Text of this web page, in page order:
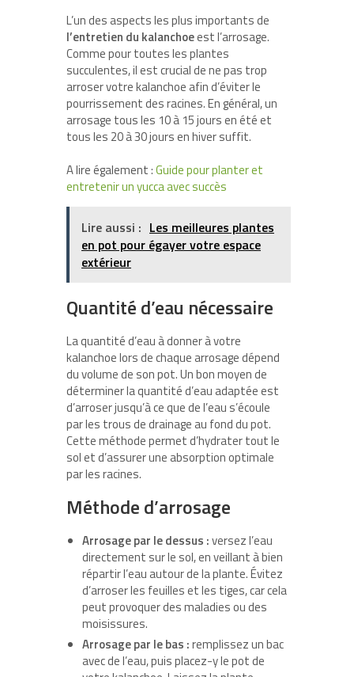
L’un des aspects les plus importants de
l’entretien du kalanchoeest l’arrosage.
Comme pour toutes les plantes
succulentes, il est crucial de ne pas trop
arroser votre kalanchoe afin d’éviter le
pourrissement des racines. En général, un
arrosage tous les 10 à 15 jours en été et
tous les 20 à 30 jours en hiver suffit.
A lire également :Guide pour planter et
entretenir un yucca avec succès
Lire aussi : Les meilleures plantes
en pot pour égayer votre espace
extérieur
Quantité d’eau nécessaire
La quantité d’eau à donner à votre
kalanchoe lors de chaque arrosage dépend
du volume de son pot. Un bon moyen de
déterminer la quantité d’eau adaptée est
d’arroser jusqu’à ce que de l’eau s’écoule
par les trous de drainage au fond du pot.
Cette méthode permet d’hydrater tout le
sol et d’assurer une absorption optimale
par les racines.
Méthode d’arrosage
Arrosage par le dessus :versez l’eau
directement sur le sol, en veillant à bien
répartir l’eau autour de la plante. Évitez
d’arroser les feuilles et les tiges, car cela
peut provoquer des maladies ou des
moisissures.
Arrosage par le bas :remplissez un bac
avec de l’eau, puis placez-y le pot de